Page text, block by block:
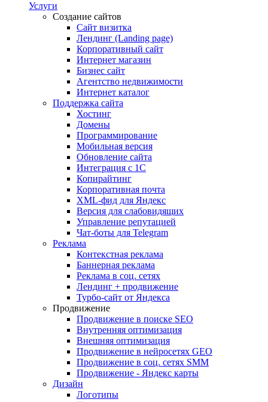
Услуги
Создание сайтов
Сайт визитка
Лендинг (Landing page)
Корпоративный сайт
Интернет магазин
Бизнес сайт
Агентство недвижимости
Интернет каталог
Поддержка сайта
Хостинг
Домены
Программирование
Мобильная версия
Обновление сайта
Интеграция с 1С
Копирайтинг
Корпоративная почта
XML-фид для Яндекс
Версия для слабовидящих
Управление репутацией
Чат-боты для Telegram
Реклама
Контекстная реклама
Баннерная реклама
Реклама в соц. сетях
Лендинг + продвижение
Турбо-сайт от Яндекса
Продвижение
Продвижение в поиске SEO
Внутренняя оптимизация
Внешняя оптимизация
Продвижение в нейросетях GEO
Продвижение в соц. сетях SMM
Продвижение - Яндекс карты
Дизайн
Логотипы